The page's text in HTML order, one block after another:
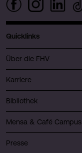
Quicklinks
Über die FHV
Karriere
Bibliothek
Mensa & Café Campus
Presse